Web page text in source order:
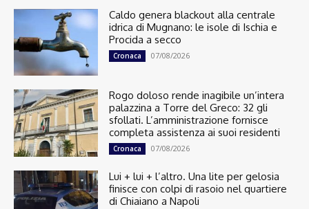
Caldo genera blackout alla centrale
idrica di Mugnano: le isole di Ischia e
Procida a secco
Cronaca 07/08/2026
Rogo doloso rende inagibile un’intera
palazzina a Torre del Greco: 32 gli
sfollati. L’amministrazione fornisce
completa assistenza ai suoi residenti
Cronaca 07/08/2026
Lui + lui + l’altro. Una lite per gelosia
finisce con colpi di rasoio nel quartiere
di Chiaiano a Napoli